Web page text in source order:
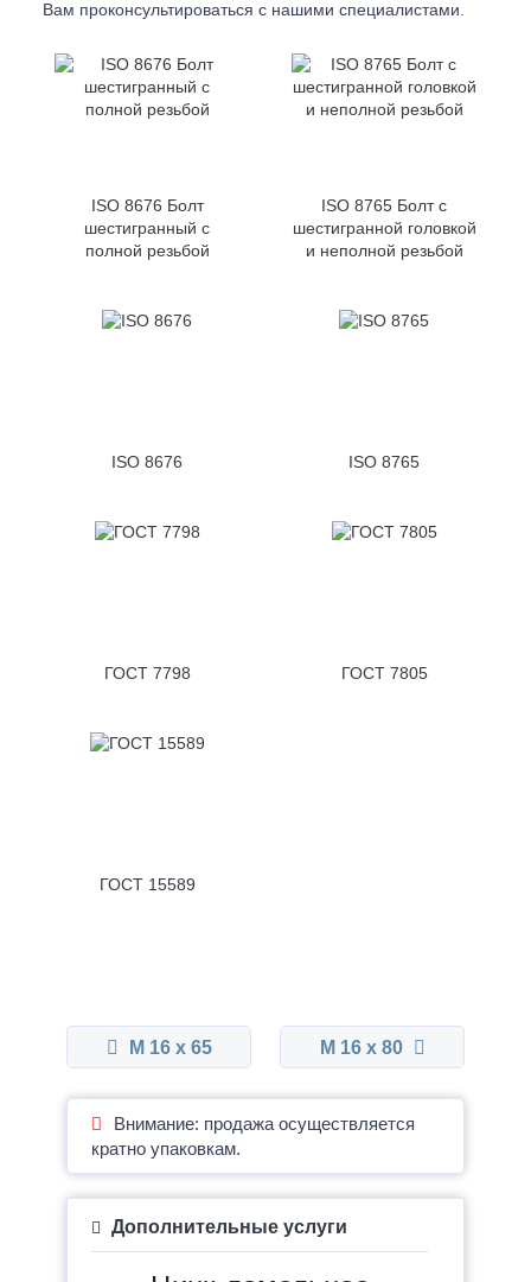
Вам проконсультироваться с нашими специалистами.
ISO 8676 Болт
шестигранный с
полной резьбой
ISO 8765 Болт с
шестигранной головкой
и неполной резьбой
ISO 8676 ISO 8765
ГОСТ 7798 ГОСТ 7805
ГОСТ 15589
М 16 x 65 М 16 x 80
Внимание: продажа осуществляется
кратно упаковкам.
Дополнительные услуги